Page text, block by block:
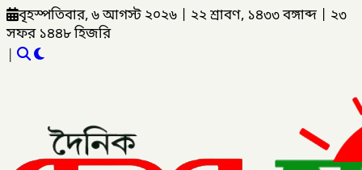
বৃহস্পতিবার, ৬ আগস্ট ২০২৬ ২২ শ্রাবণ, ১৪৩৩ বঙ্গাব্দ
২৩
সফর ১৪৪৮ হিজরি
|